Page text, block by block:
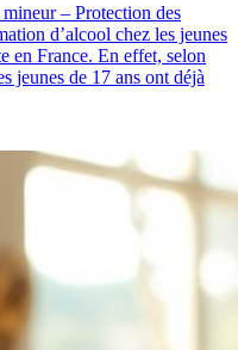
– Protection des
d’alcool chez les jeunes
en France. En effet, selon
jeunes de 17 ans ont déjà